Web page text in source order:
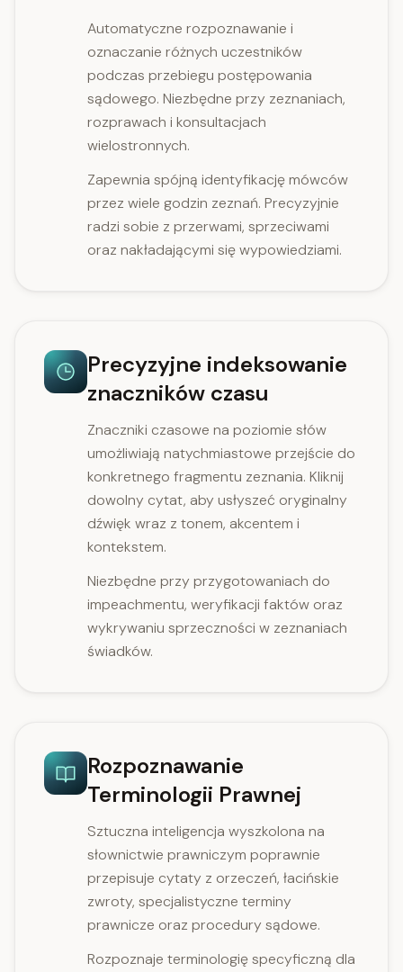
Automatyczne rozpoznawanie i
oznaczanie różnych uczestników
podczas przebiegu postępowania
sądowego. Niezbędne przy zeznaniach,
rozprawach i konsultacjach
wielostronnych.
Zapewnia spójną identyfikację mówców
przez wiele godzin zeznań. Precyzyjnie
radzi sobie z przerwami, sprzeciwami
oraz nakładającymi się wypowiedziami.
Precyzyjne indeksowanie
znaczników czasu
Znaczniki czasowe na poziomie słów
umożliwiają natychmiastowe przejście do
konkretnego fragmentu zeznania. Kliknij
dowolny cytat, aby usłyszeć oryginalny
dźwięk wraz z tonem, akcentem i
kontekstem.
Niezbędne przy przygotowaniach do
impeachmentu, weryfikacji faktów oraz
wykrywaniu sprzeczności w zeznaniach
świadków.
Rozpoznawanie
Terminologii Prawnej
Sztuczna inteligencja wyszkolona na
słownictwie prawniczym poprawnie
przepisuje cytaty z orzeczeń, łacińskie
zwroty, specjalistyczne terminy
prawnicze oraz procedury sądowe.
Rozpoznaje terminologię specyficzną dla